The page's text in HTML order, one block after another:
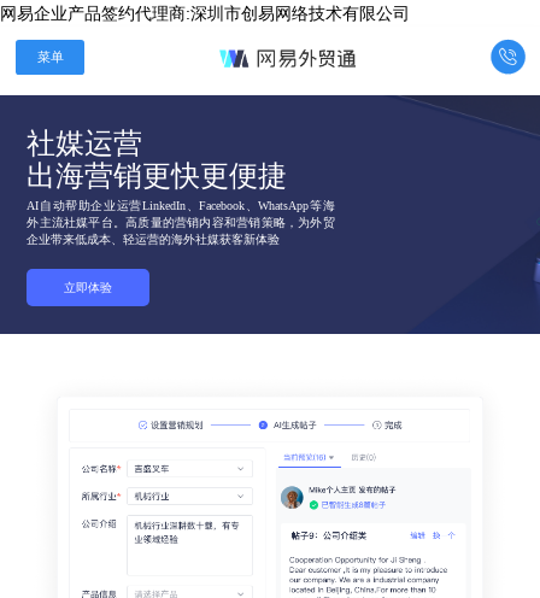
网易企业产品签约代理商:深圳市创易网络技术有限公司
菜单 
社媒运营
AI自动帮助企业运营LinkedIn、Facebook、WhatsApp等海
外主流社媒平台。高质量的营销内容和营销策略，为外贸
企业带来低成本、轻运营的海外社媒获客新体验​
立即体验